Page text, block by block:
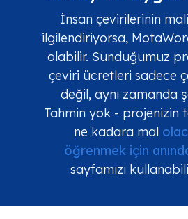
İnsan çevirilerinin
ilgilendiriyorsa,
olabilir. Sunduğumuz
çeviri ücretleri sadece
değil, aynı zamanda
Tahmin yok - projenizin
ne kadara mal
öğrenmek için
sayfamızı